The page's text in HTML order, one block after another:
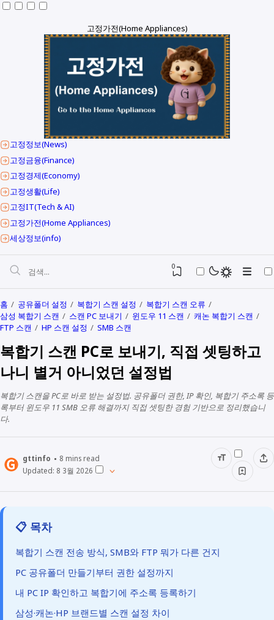
고정가전(Home Appliances)
고정정보(News)
고정금융(Finance)
고정경제(Economy)
고정생활(Life)
고정IT(Tech & AI)
고정가전(Home Appliances)
세상정보(info)
0
홈 공유폴더 설정 복합기 스캔 설정
복합기 스캔 오류
삼성 복합기 스캔
스캔 PC 보내기 윈도우 11 스캔
캐논 복합기 스캔
FTP 스캔
HP 스캔 설정 SMB 스캔
복합기 스캔 PC로 보내기, 직접 셋팅하고
나니 별거 아니었던 설정법
복합기 스캔을 PC로 바로 받는 설정법. 공유폴더 권한, IP 확인, 복합기 주소록 등
록부터 윈도우 11 SMB 오류 해결까지 직접 셋팅한 경험 기반으로 정리했습니
다.
gttinfo 8 mins read
Updated: 8 3월 2026
📋 목차
복합기 스캔 전송 방식, SMB와 FTP 뭐가 다른 건지
PC 공유폴더 만들기부터 권한 설정까지
내 PC IP 확인하고 복합기에 주소록 등록하기
삼성·캐논·HP 브랜드별 스캔 설정 차이